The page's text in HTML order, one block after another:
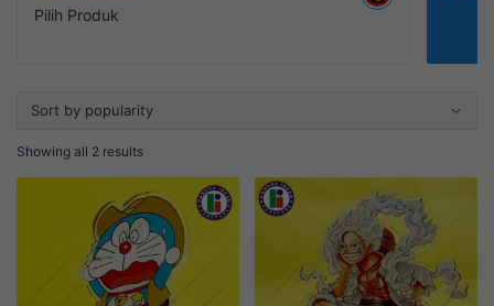
Pilih Produk
Showing all 2 results